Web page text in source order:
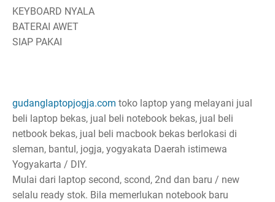
KEYBOARD NYALA
BATERAI AWET
SIAP PAKAI
gudanglaptopjogja.com toko laptop yang melayani jual
beli laptop bekas, jual beli notebook bekas, jual beli
netbook bekas, jual beli macbook bekas berlokasi di
sleman, bantul, jogja, yogyakata Daerah istimewa
Yogyakarta / DIY.
Mulai dari laptop second, scond, 2nd dan baru / new
selalu ready stok. Bila memerlukan notebook baru